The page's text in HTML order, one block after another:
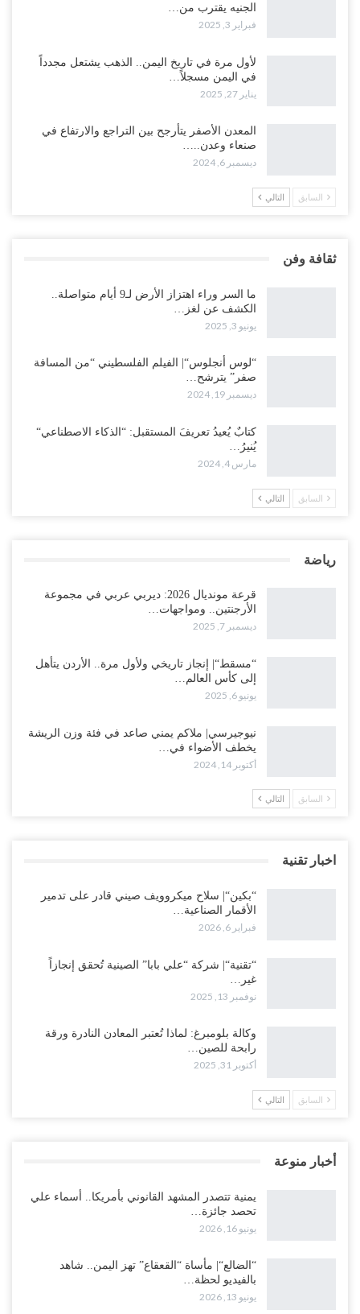
الجنيه يقترب من…
فبراير 3, 2025
لأول مرة في تاريخ اليمن.. الذهب يشتعل مجدداً
في اليمن مسجلاً…
يناير 27, 2025
المعدن الأصفر يتأرجح بين التراجع والارتفاع في
صنعاء وعدن..…
ديسمبر 6, 2024
السابق التالي
ثقافة وفن
ما السر وراء اهتزاز الأرض لـ9 أيام متواصلة..
الكشف عن لغز…
يونيو 3, 2025
“لوس أنجلوس“| الفيلم الفلسطيني “من المسافة
صفر” يترشح…
ديسمبر 19, 2024
كتابٌ يُعيدُ تعريفَ المستقبل: “الذكاء الاصطناعي“
يُنيرُ…
مارس 4, 2024
السابق التالي
رياضة
قرعة مونديال 2026: ديربي عربي في مجموعة
الأرجنتين.. ومواجهات…
ديسمبر 7, 2025
“مسقط“| إنجاز تاريخي ولأول مرة.. الأردن يتأهل
إلى كأس العالم…
يونيو 6, 2025
نيوجيرسي| ملاكم يمني صاعد في فئة وزن الريشة
يخطف الأضواء في…
أكتوبر 14, 2024
السابق التالي
اخبار تقنية
“بكين“| سلاح ميكروويف صيني قادر على تدمير
الأقمار الصناعية…
فبراير 6, 2026
“تقنية“| شركة “علي بابا” الصينية تُحقق إنجازاً
غير…
نوفمبر 13, 2025
وكالة بلومبرغ: لماذا تُعتبر المعادن النادرة ورقة
رابحة للصين…
أكتوبر 31, 2025
السابق التالي
أخبار منوعة
يمنية تتصدر المشهد القانوني بأمريكا.. أسماء علي
تحصد جائزة…
يونيو 16, 2026
“الضالع“| مأساة “القعقاع” تهز اليمن.. شاهد
بالفيديو لحظة…
يونيو 13, 2026